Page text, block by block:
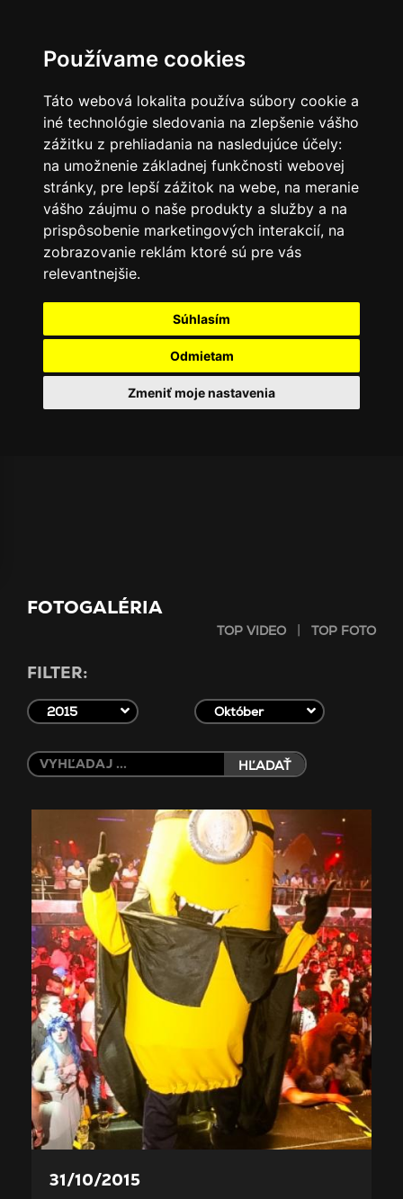
Používame cookies
Táto webová lokalita používa súbory cookie a
iné technológie sledovania na zlepšenie vášho
zážitku z prehliadania na nasledujúce účely:
na umožnenie základnej funkčnosti webovej
stránky, pre lepší zážitok na webe, na meranie
vášho záujmu o naše produkty a služby a na
prispôsobenie marketingových interakcií, na
zobrazovanie reklám ktoré sú pre vás
relevantnejšie.
Súhlasím
Odmietam
Zmeniť moje nastavenia
FOTOGALÉRIA
TOP VIDEO | TOP FOTO
FILTER:
2015 Október
HĽADAŤ
31/10/2015